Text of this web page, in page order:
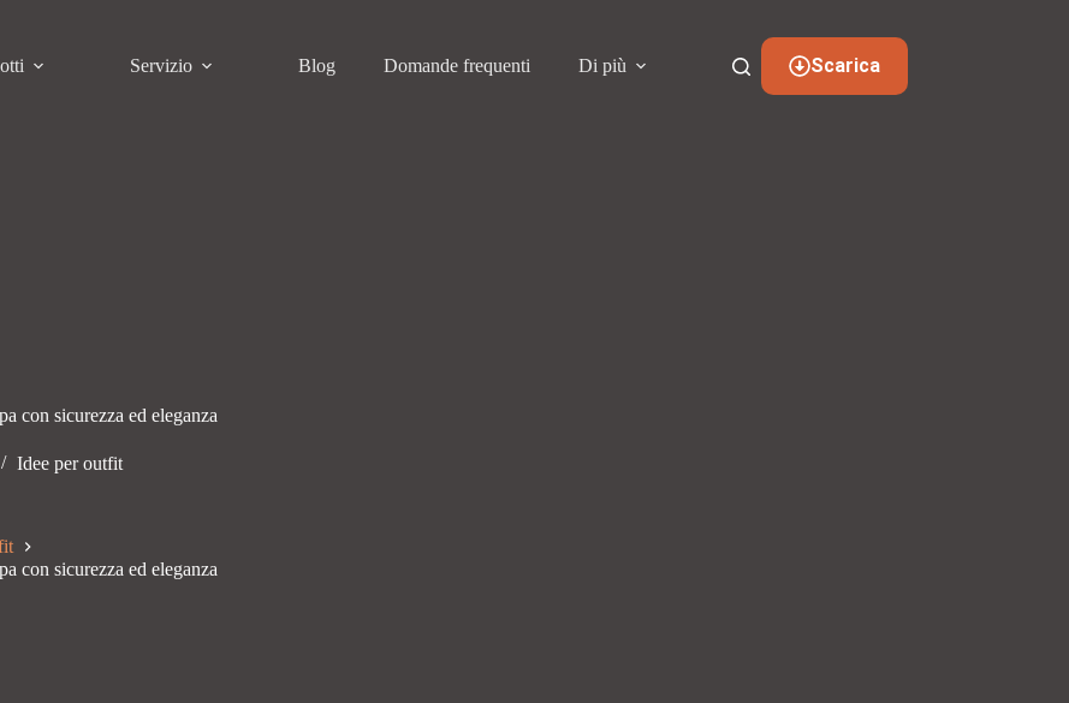
Servizio Blog Domande frequenti Di più Scarica
con sicurezza ed eleganza
Idee per outfit
con sicurezza ed eleganza